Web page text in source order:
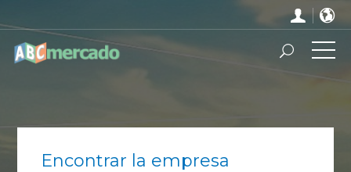
Encontrar la empresa